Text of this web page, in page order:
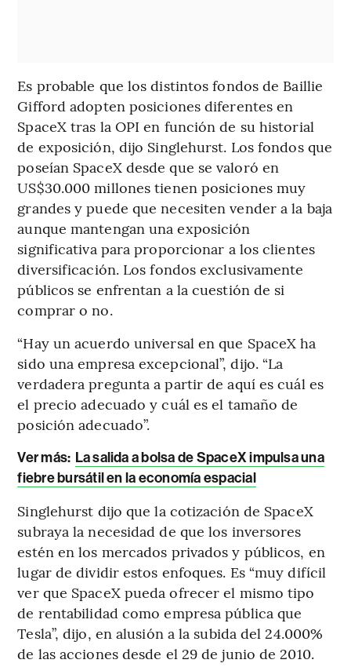
Es probable que los distintos fondos de Baillie
Gifford adopten posiciones diferentes en
SpaceX tras la OPI en función de su historial
de exposición, dijo Singlehurst. Los fondos que
poseían SpaceX desde que se valoró en
US$30.000 millones tienen posiciones muy
grandes y puede que necesiten vender a la baja
aunque mantengan una exposición
significativa para proporcionar a los clientes
diversificación. Los fondos exclusivamente
públicos se enfrentan a la cuestión de si
comprar o no.
“Hay un acuerdo universal en que SpaceX ha
sido una empresa excepcional”, dijo. “La
verdadera pregunta a partir de aquí es cuál es
el precio adecuado y cuál es el tamaño de
posición adecuado”.
Ver más: La salida a bolsa de SpaceX impulsa una
fiebre bursátil en la economía espacial
Singlehurst dijo que la cotización de SpaceX
subraya la necesidad de que los inversores
estén en los mercados privados y públicos, en
lugar de dividir estos enfoques. Es “muy difícil
ver que SpaceX pueda ofrecer el mismo tipo
de rentabilidad como empresa pública que
Tesla”, dijo, en alusión a la subida del 24.000%
de las acciones desde el 29 de junio de 2010.